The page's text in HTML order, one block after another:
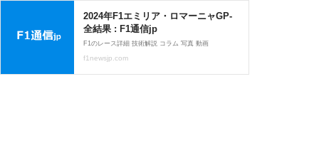
2024年F1エミリア・ロマーニャGP-
全結果 : F1通信jp
F1のレース詳細 技術解説 コラム 写真 動画
f1newsjp.com